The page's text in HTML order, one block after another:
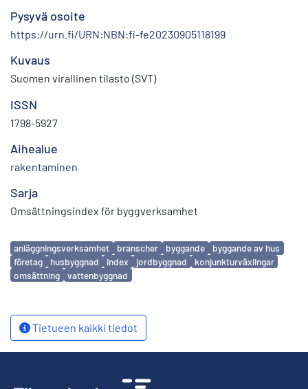
Pysyvä osoite
https://urn.fi/URN:NBN:fi-fe20230905118199
Kuvaus
Suomen virallinen tilasto (SVT)
ISSN
1798-5927
Aihealue
rakentaminen
Sarja
Omsättningsindex för byggverksamhet
Avainsanat
anläggningsverksamhet branscher byggande
byggande av hus
företag
husbyggnad index jordbyggnad
konjunkturväxlingar
omsättning
vattenbyggnad
Tietueen kaikki tiedot